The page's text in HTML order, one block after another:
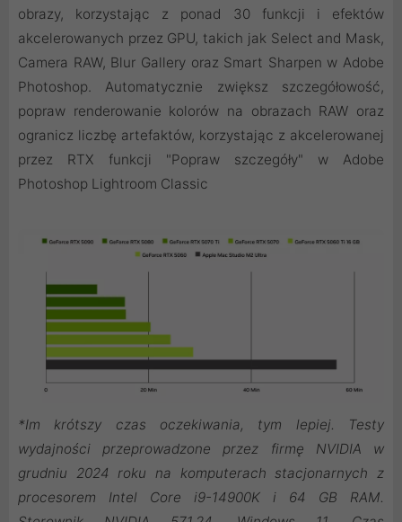
obrazy, korzystając z ponad 30 funkcji i efektów
akcelerowanych przez GPU, takich jak Select and Mask,
Camera RAW, Blur Gallery oraz Smart Sharpen w Adobe
Photoshop. Automatycznie zwiększ szczegółowość,
popraw renderowanie kolorów na obrazach RAW oraz
ogranicz liczbę artefaktów, korzystając z akcelerowanej
przez RTX funkcji "Popraw szczegóły" w Adobe
Photoshop Lightroom Classic
*Im krótszy czas oczekiwania, tym lepiej. Testy
wydajności przeprowadzone przez firmę NVIDIA w
grudniu 2024 roku na komputerach stacjonarnych z
procesorem Intel Core i9-14900K i 64 GB RAM.